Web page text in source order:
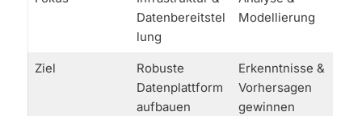
Datenbereitstel
lung
Modellierung
Ziel
Robuste
Datenplattform
aufbauen
Erkenntnisse &
Vorhersagen
gewinnen